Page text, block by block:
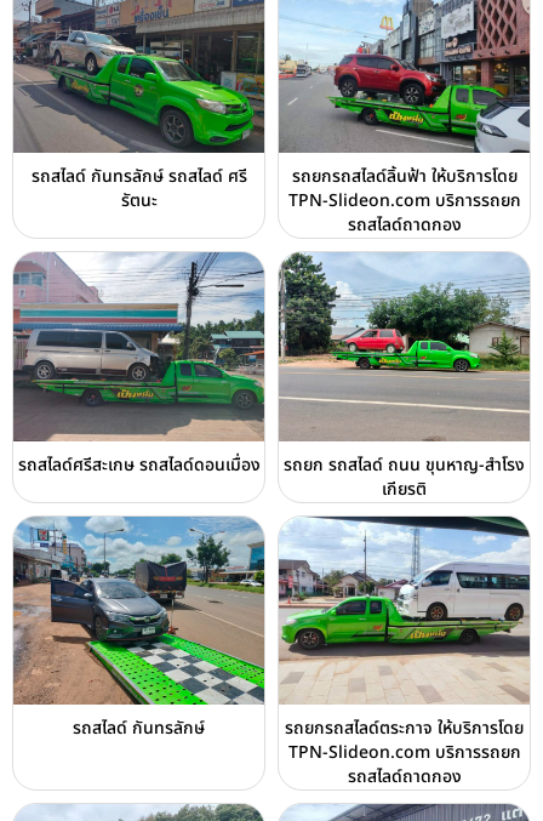
รถสไลด์ กันทรลักษ์ รถสไลด์ ศรี
รัตนะ
รถยกรถสไลด์ลิ้นฟ้า ให้บริการโดย
TPN-Slideon.com บริการรถยก
รถสไลด์ถาดกอง
รถสไลด์ศรีสะเกษ รถสไลด์ดอนเมื่อง
รถยก รถสไลด์ ถนน ขุนหาญ-สำโรง
เกียรติ
รถสไลด์ กันทรลักษ์
รถยกรถสไลด์ตระกาจ ให้บริการโดย
TPN-Slideon.com บริการรถยก
รถสไลด์ถาดกอง